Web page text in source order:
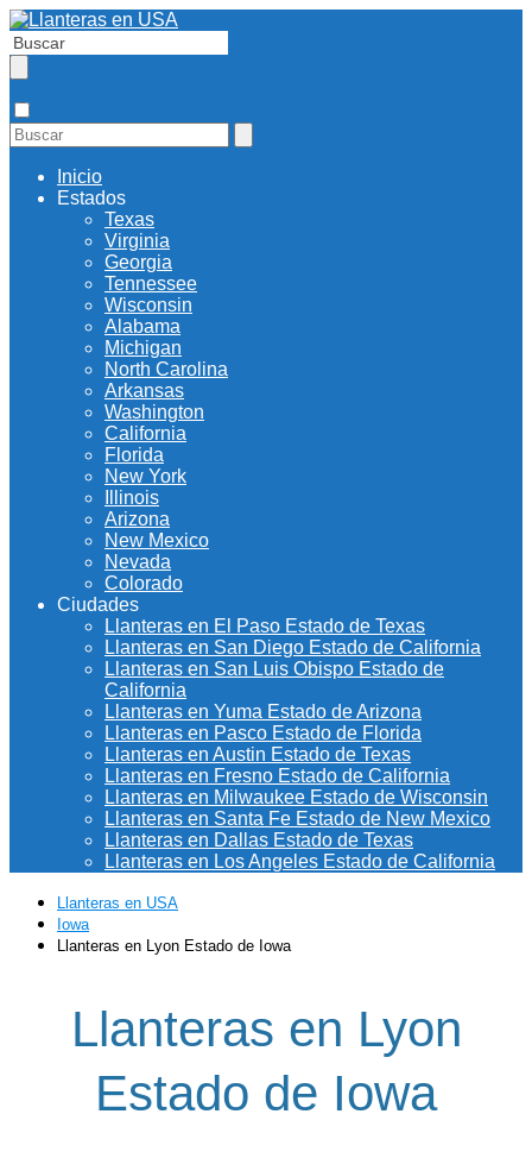
Inicio
Estados
Texas
Virginia
Georgia
Tennessee
Wisconsin
Alabama
Michigan
North Carolina
Arkansas
Washington
California
Florida
New York
Illinois
Arizona
New Mexico
Nevada
Colorado
Ciudades
Llanteras en El Paso Estado de Texas
Llanteras en San Diego Estado de California
Llanteras en San Luis Obispo Estado de
California
Llanteras en Yuma Estado de Arizona
Llanteras en Pasco Estado de Florida
Llanteras en Austin Estado de Texas
Llanteras en Fresno Estado de California
Llanteras en Milwaukee Estado de Wisconsin
Llanteras en Santa Fe Estado de New Mexico
Llanteras en Dallas Estado de Texas
Llanteras en Los Angeles Estado de California
Llanteras en USA
Iowa
Llanteras en Lyon Estado de Iowa
Llanteras en Lyon
Estado de Iowa